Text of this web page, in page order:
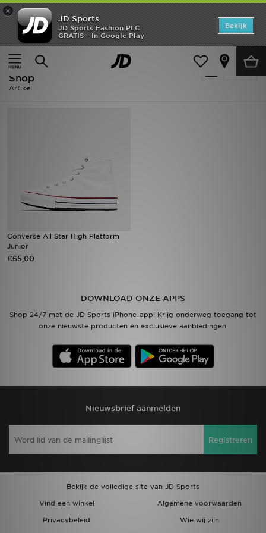
×
JD Sports
JD Sports Fashion PLC
GRATIS - In Google Play
Bekijk
Thuis
Kids
Kids - Converse All Star Lift - Holiday
Shop
Artikel
Converse All Star High Platform
Junior
€65,00
DOWNLOAD ONZE APPS
Shop 24/7 met de JD Sports iPhone-app! Krijg onderweg toegang tot
onze nieuwste producten en exclusieve aanbiedingen.
Nieuwsbrief aanmelden
Registreren
Bekijk de volledige site van JD Sports
Vind een winkel
Algemene voorwaarden
Privacybeleid
Wie wij zijn
Home
Offers
New In
Collecties
Voetbal
Sports
Bestelling traceren